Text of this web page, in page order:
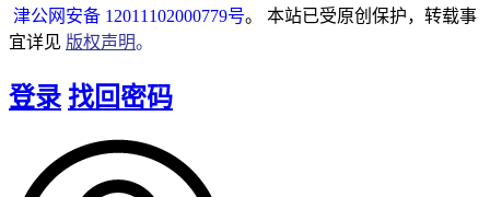
津公网安备 12011102000779号。 本站已受原创保护，转载事
宜详见 版权声明。
登录 找回密码